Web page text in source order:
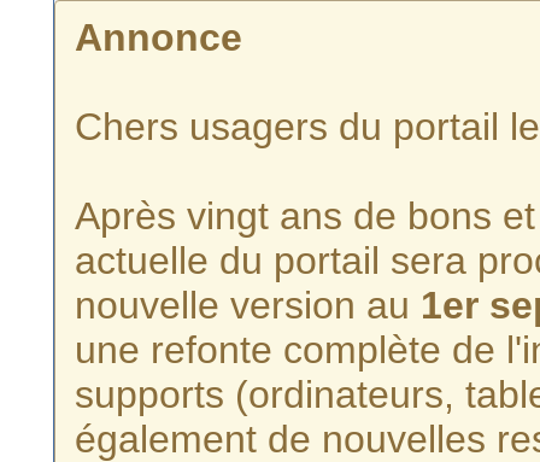
Annonce
Chers usagers du portail
Après vingt ans de bons
actuelle du portail sera
nouvelle version au 1er
une refonte complète de
supports (ordinateurs,
également de nouvelles